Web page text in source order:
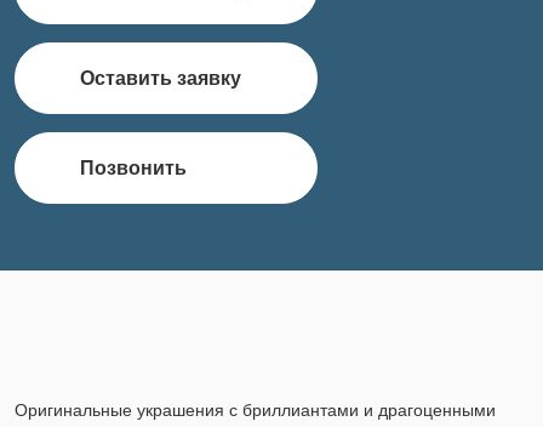
Оставить заявку
Позвонить
Оригинальные украшения с бриллиантами и драгоценными